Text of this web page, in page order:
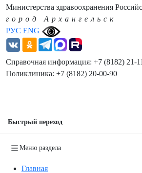
РУС ENG
Министерства здравоохранения
город Архангельск
Справочная информация: +7 (8182) 21-
Поликлиника: +7 (8182) 20-00-90
Быстрый переход
Меню раздела
Главная